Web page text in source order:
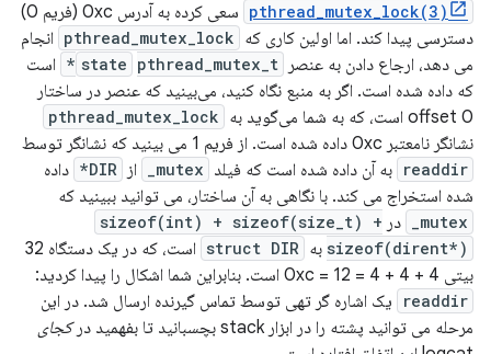
pthread_mutex_lock(3)
سعی کرده به آدرس 0xc (فریم 0)
دسترسی پیدا کند. اما اولین کاری که pthread_mutex_lock انجام
می دهد، ارجاع دادن به عنصر
state pthread_mutex_t*
است
که داده شده است. اگر به منبع نگاه کنید، می‌بینید که عنصر در ساختار
offset 0 است، که به شما می‌گوید به
pthread_mutex_lock
نشانگر نامعتبر 0xc داده شده است. از فریم 1 می بینید که نشانگر توسط
readdir به آن داده شده است که فیلد mutex_ از DIR*
داده
شده استخراج می کند. با نگاهی به آن ساختار، می توانید ببینید که
mutex_ در sizeof(int) + sizeof(size_t) +
sizeof(dirent*) به struct DIR
است، که در یک دستگاه 32
بیتی 4 + 4 + 4 = 12 = 0xc است. بنابراین شما اشکال را پیدا کردید:
readdir
یک اشاره گر تهی توسط تماس گیرنده ارسال شد. در این
مرحله می توانید پشته را در ابزار stack بچسبانید تا بفهمید در
کجای